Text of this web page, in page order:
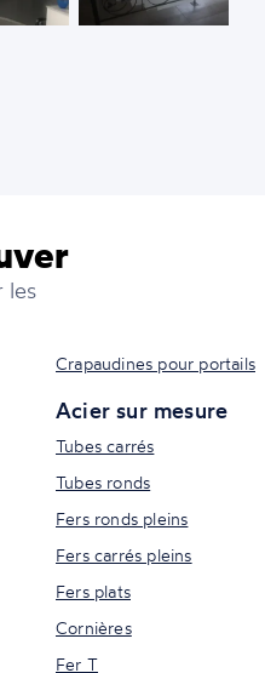
les
Crapaudines pour portails
Acier sur mesure
Tubes carrés
Tubes ronds
Fers ronds pleins
Fers carrés pleins
Fers plats
Cornières
Fer T